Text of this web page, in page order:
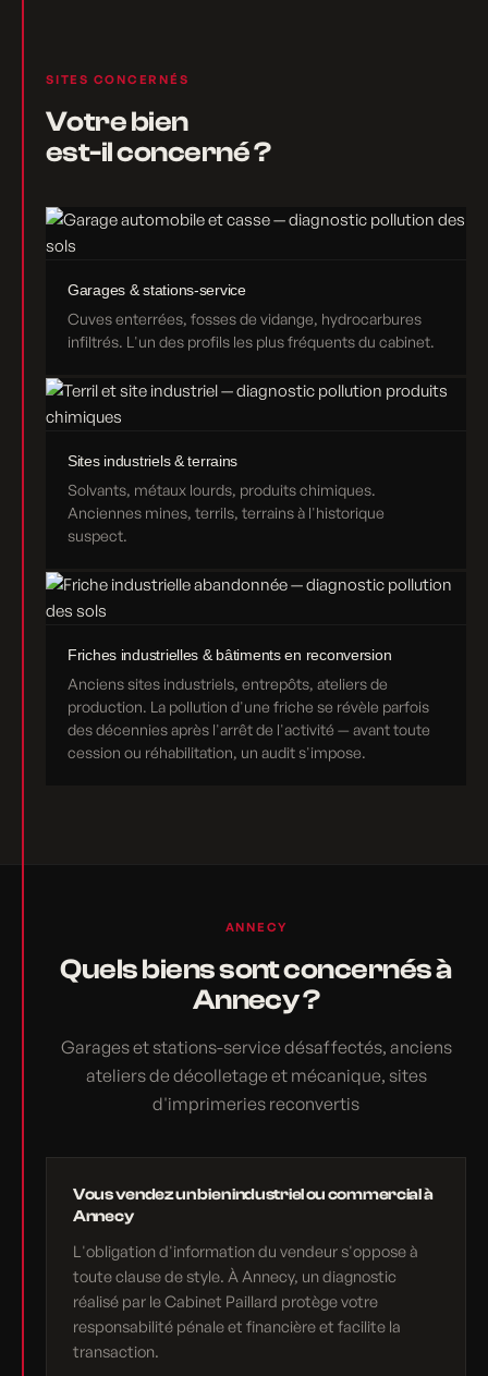
SITES CONCERNÉS
Votre bien
est-il concerné ?
Garages & stations-service
Cuves enterrées, fosses de vidange, hydrocarbures
infiltrés. L'un des profils les plus fréquents du cabinet.
Sites industriels & terrains
Solvants, métaux lourds, produits chimiques.
Anciennes mines, terrils, terrains à l'historique
suspect.
Friches industrielles & bâtiments en reconversion
Anciens sites industriels, entrepôts, ateliers de
production. La pollution d'une friche se révèle parfois
des décennies après l'arrêt de l'activité — avant toute
cession ou réhabilitation, un audit s'impose.
ANNECY
Quels biens sont concernés à
Annecy ?
Garages et stations-service désaffectés, anciens
ateliers de décolletage et mécanique, sites
d'imprimeries reconvertis
Vous vendez un bien industriel ou commercial à
Annecy
L'obligation d'information du vendeur s'oppose à
toute clause de style. À Annecy, un diagnostic
réalisé par le Cabinet Paillard protège votre
responsabilité pénale et financière et facilite la
transaction.